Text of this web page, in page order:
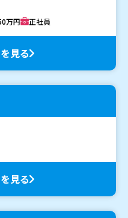
万円 正社員
見る
見る